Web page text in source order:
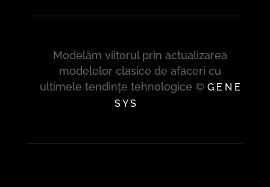
Modelăm viitorul prin actualizarea
modelelor clasice de afaceri cu
ultimele tendințe tehnologice ©G E N E
S Y S